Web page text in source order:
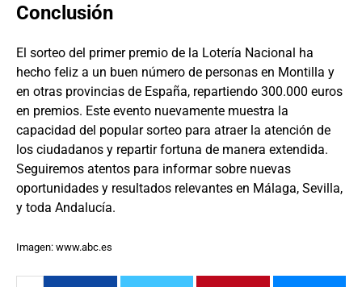
Conclusión
El sorteo del primer premio de la Lotería Nacional ha
hecho feliz a un buen número de personas en Montilla y
en otras provincias de España, repartiendo 300.000 euros
en premios. Este evento nuevamente muestra la
capacidad del popular sorteo para atraer la atención de
los ciudadanos y repartir fortuna de manera extendida.
Seguiremos atentos para informar sobre nuevas
oportunidades y resultados relevantes en Málaga, Sevilla,
y toda Andalucía.
Imagen: www.abc.es